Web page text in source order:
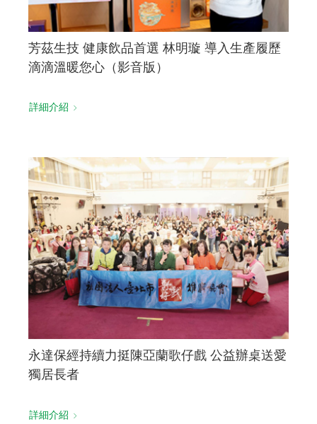
芳茲生技 健康飲品首選 林明璇 導入生產履歷
滴滴溫暖您心（影音版）
詳細介紹
永達保經持續力挺陳亞蘭歌仔戲 公益辦桌送愛
獨居長者
詳細介紹